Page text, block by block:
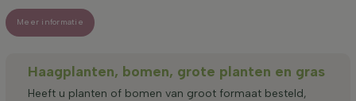
Meer informatie
Haagplanten, bomen, grote planten en gras
Heeft u planten of bomen van groot formaat besteld,